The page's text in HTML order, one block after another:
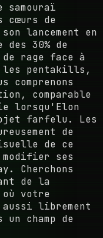
samouraï
cœurs de
lancement en
30% de
rage face à
les pentakills,
comprenons
comparable
lorsqu'Elon
farfelu. Les
de
de ce
modifier ses
Cherchons
de la
où votre
librement
champ de